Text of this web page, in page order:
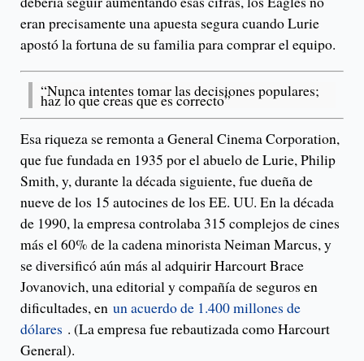
eran precisamente una apuesta segura cuando Lurie
apostó la fortuna de su familia para comprar el equipo.
“Nunca intentes tomar las decisiones populares;
haz lo que creas que es correcto”
Esa riqueza se remonta a General Cinema Corporation,
que fue fundada en 1935 por el abuelo de Lurie, Philip
Smith, y, durante la década siguiente, fue dueña de
nueve de los 15 autocines de los EE. UU. En la década
de 1990, la empresa controlaba 315 complejos de cines
más el 60% de la cadena minorista Neiman Marcus, y
se diversificó aún más al adquirir Harcourt Brace
Jovanovich, una editorial y compañía de seguros en
dificultades, en un acuerdo de 1.400 millones de
dólares . (La empresa fue rebautizada como Harcourt
General).